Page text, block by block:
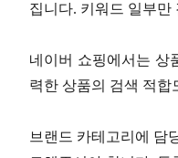
집니다. 키워드 일부만
네이버 쇼핑에서는 상
력한 상품의 검색 적합
브랜드 카테고리에 담